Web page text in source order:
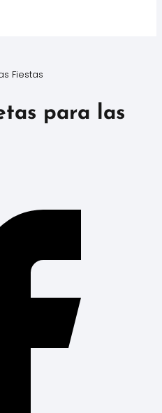
Fiestas
para las